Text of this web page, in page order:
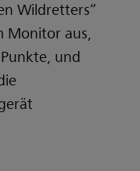
Wildretters“
Monitor aus,
und